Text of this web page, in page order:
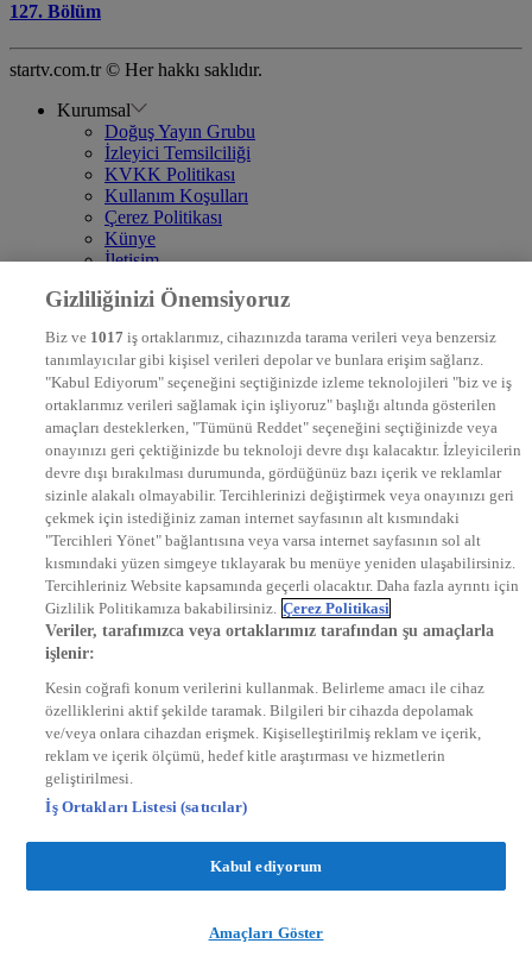
127. Bölüm
startv.com.tr © Her hakkı saklıdır.
Kurumsal
Doğuş Yayın Grubu
İzleyici Temsilciliği
KVKK Politikası
Kullanım Koşulları
Çerez Politikası
Künye
İletişim
DYG Televizyonlar
STAR
EURO STAR
KRAL POP TV
DYG Radyolar
NTV RADYO
KRAL FM
KRAL POP
EKSEN
VOYAGE
DYG Dijital
ntv.com.tr
ntvspor.net
secim.ntv.com.tr
startv.com.tr
kralmuzik.com.tr
Gizliliğinizi Önemsiyoruz
Biz ve 1017 iş ortaklarımız, cihazınızda tarama verileri veya benzersiz
tanımlayıcılar gibi kişisel verileri depolar ve bunlara erişim sağlarız.
"Kabul Ediyorum" seçeneğini seçtiğinizde izleme teknolojileri "biz ve iş
ortaklarımız verileri sağlamak için işliyoruz" başlığı altında gösterilen
amaçları desteklerken, "Tümünü Reddet" seçeneğini seçtiğinizde veya
onayınızı geri çektiğinizde bu teknoloji devre dışı kalacaktır. İzleyicilerin
devre dışı bırakılması durumunda, gördüğünüz bazı içerik ve reklamlar
sizinle alakalı olmayabilir. Tercihlerinizi değiştirmek veya onayınızı geri
çekmek için istediğiniz zaman internet sayfasının alt kısmındaki
"Tercihleri Yönet" bağlantısına veya varsa internet sayfasının sol alt
kısmındaki yüzen simgeye tıklayarak bu menüye yeniden ulaşabilirsiniz.
Tercihleriniz Website kapsamında geçerli olacaktır. Daha fazla ayrıntı için
Gizlilik Politikamıza bakabilirsiniz. Çerez Politikasi
Veriler, tarafımızca veya ortaklarımız tarafından şu amaçlarla
işlenir:
Kesin coğrafi konum verilerini kullanmak. Belirleme amacı ile cihaz
özelliklerini aktif şekilde taramak. Bilgileri bir cihazda depolamak
ve/veya onlara cihazdan erişmek. Kişiselleştirilmiş reklam ve içerik,
reklam ve içerik ölçümü, hedef kitle araştırması ve hizmetlerin
geliştirilmesi.
İş Ortakları Listesi (satıcılar)
Kabul ediyorum
Amaçları Göster